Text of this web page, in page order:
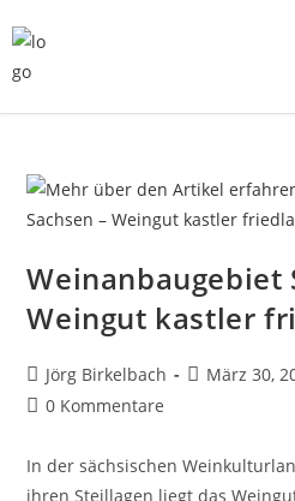
Weinanbaugebiet
Weingut kastler
Jörg Birkelbach März 30,
0 Kommentare
In der sächsischen
ihren Steillagen liegt das